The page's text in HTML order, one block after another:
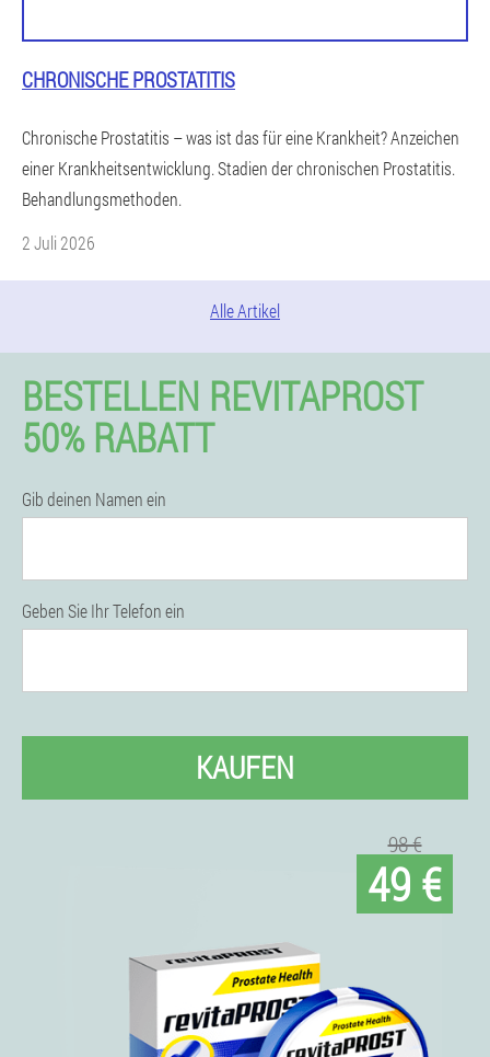
CHRONISCHE PROSTATITIS
Chronische Prostatitis – was ist das für eine Krankheit? Anzeichen
einer Krankheitsentwicklung. Stadien der chronischen Prostatitis.
Behandlungsmethoden.
2 Juli 2026
Alle Artikel
BESTELLEN REVITAPROST
50% RABATT
Gib deinen Namen ein
Geben Sie Ihr Telefon ein
KAUFEN
98 €
49 €